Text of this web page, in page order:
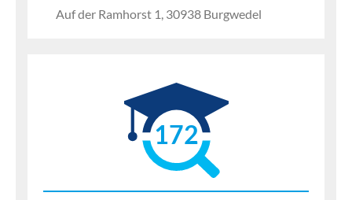
Auf der Ramhorst 1, 30938 Burgwedel
172